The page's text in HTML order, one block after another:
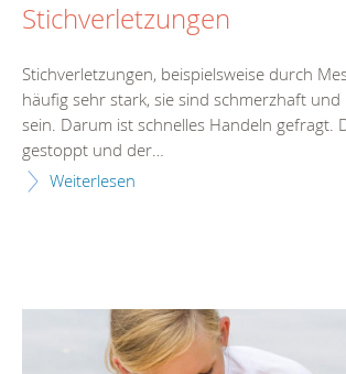
Stichverletzungen
Stichverletzungen, beispielsweise durch
häufig sehr stark, sie sind schmerzhaft
sein. Darum ist schnelles Handeln gefragt.
gestoppt und der…
Weiterlesen